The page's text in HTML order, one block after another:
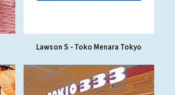
Lawson S - Toko Menara Tokyo